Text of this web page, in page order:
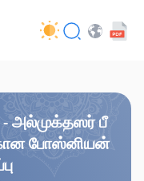
அல்முக்தஸர் பீ
போஸ்னியன்